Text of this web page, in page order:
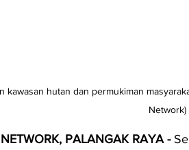
kawasan hutan dan permukiman
Network)
PALANGAK RAYA -